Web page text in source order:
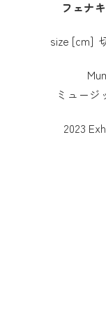
フェナ
size [cm]
ミュージ
2023